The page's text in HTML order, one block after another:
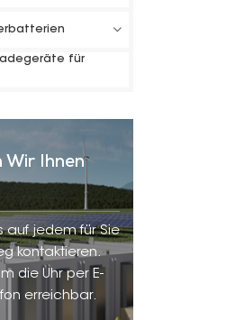
für
Wir Ihnen
auf jedem für Sie
kontaktieren.
die Uhr per E-
erreichbar.